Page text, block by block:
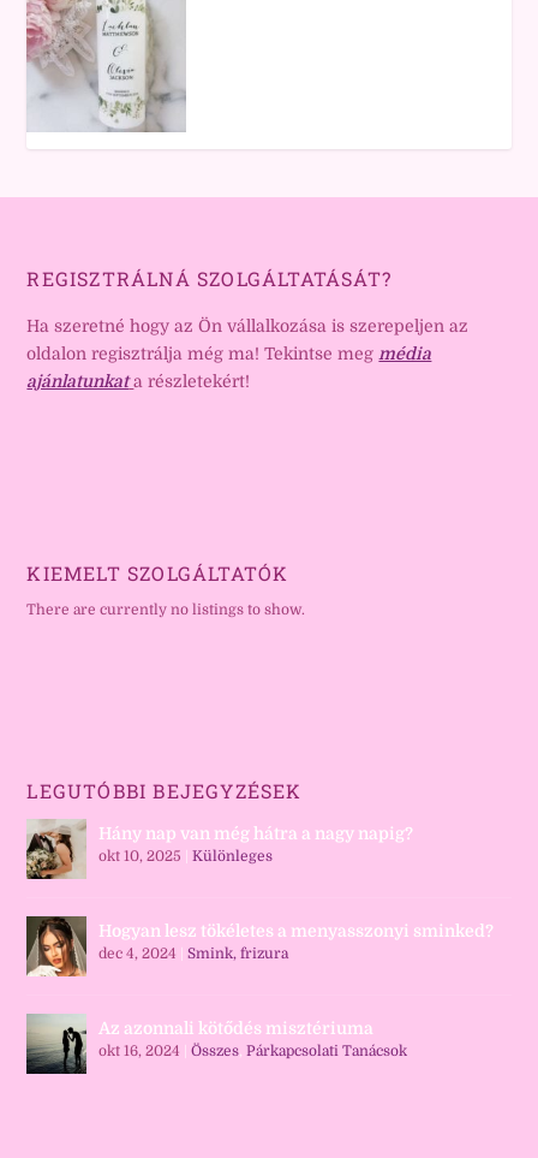
REGISZTRÁLNÁ SZOLGÁLTATÁSÁT?
Ha szeretné hogy az Ön vállalkozása is szerepeljen az
oldalon regisztrálja még ma! Tekintse meg média
ajánlatunkat a részletekért!
KIEMELT SZOLGÁLTATÓK
There are currently no listings to show.
LEGUTÓBBI BEJEGYZÉSEK
Hány nap van még hátra a nagy napig?
okt 10, 2025 |Különleges
Hogyan lesz tökéletes a menyasszonyi sminked?
dec 4, 2024 |Smink, frizura
Az azonnali kötődés misztériuma
okt 16, 2024 |Összes,Párkapcsolati Tanácsok